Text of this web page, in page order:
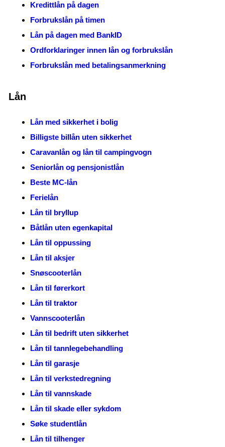
Kredittlån på dagen
Forbrukslån på timen
Lån på dagen med BankID
Ordforklaringer innen lån og forbrukslån
Forbrukslån med betalingsanmerkning
Lån
Lån med sikkerhet i bolig
Billigste billån uten sikkerhet
Caravanlån og lån til campingvogn
Seniorlån og pensjonistlån
Beste MC-lån
Ferielån
Lån til bryllup
Båtlån uten egenkapital
Lån til oppussing
Lån til aksjer
Snøscooterlån
Lån til førerkort
Lån til traktor
Vannscooterlån
Lån til bedrift uten sikkerhet
Lån til tannlegebehandling
Lån til garasje
Lån til verkstedregning
Lån til vannskade
Lån til skade eller sykdom
Søke studentlån
Lån til tilhenger